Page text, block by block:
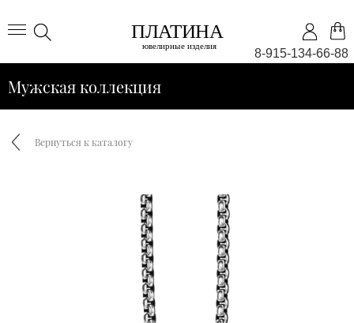
8-915-134-66-88
Мужская коллекция
Вернуться к каталогу